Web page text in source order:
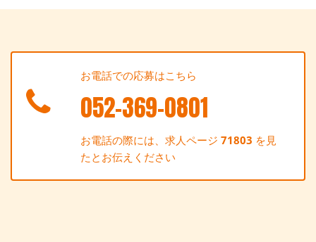
お電話での応募はこちら
052-369-0801
お電話の際には、求人ページ71803 を見
たとお伝えください